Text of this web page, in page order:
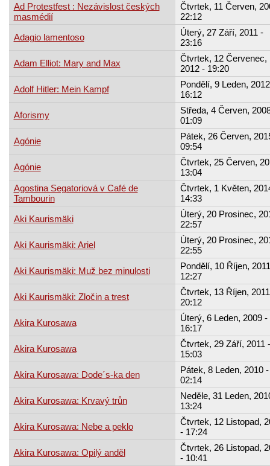
Ad Protestfest : Nezávislost českých
masmédií
Čtvrtek, 11 Červen,
22:12
Adagio lamentoso
Úterý, 27 Září, 2011 -
23:16
Adam Elliot: Mary and Max
Čtvrtek, 12 Červenec,
2012 - 19:20
Adolf Hitler: Mein Kampf
Pondělí, 9 Leden,
16:12
Aforismy
Středa, 4 Červen,
01:09
Agónie
Pátek, 26 Červen,
09:54
Agónie
Čtvrtek, 25 Červen,
13:04
Agostina Segatoriová v Café de
Tambourin
Čtvrtek, 1 Květen,
14:33
Aki Kaurismäki
Úterý, 20 Prosinec,
22:57
Aki Kaurismäki: Ariel
Úterý, 20 Prosinec,
22:55
Aki Kaurismäki: Muž bez minulosti
Pondělí, 10 Říjen,
12:27
Aki Kaurismäki: Zločin a trest
Čtvrtek, 13 Říjen,
20:12
Akira Kurosawa
Úterý, 6 Leden, 2009 -
16:17
Akira Kurosawa
Čtvrtek, 29 Září, 2011 -
15:03
Akira Kurosawa: Dode´s-ka den
Pátek, 8 Leden, 2010 -
02:14
Akira Kurosawa: Krvavý trůn
Neděle, 31 Leden,
13:24
Akira Kurosawa: Nebe a peklo
Čtvrtek, 12 Listopad,
- 17:24
Akira Kurosawa: Opilý anděl
Čtvrtek, 26 Listopad,
- 10:41